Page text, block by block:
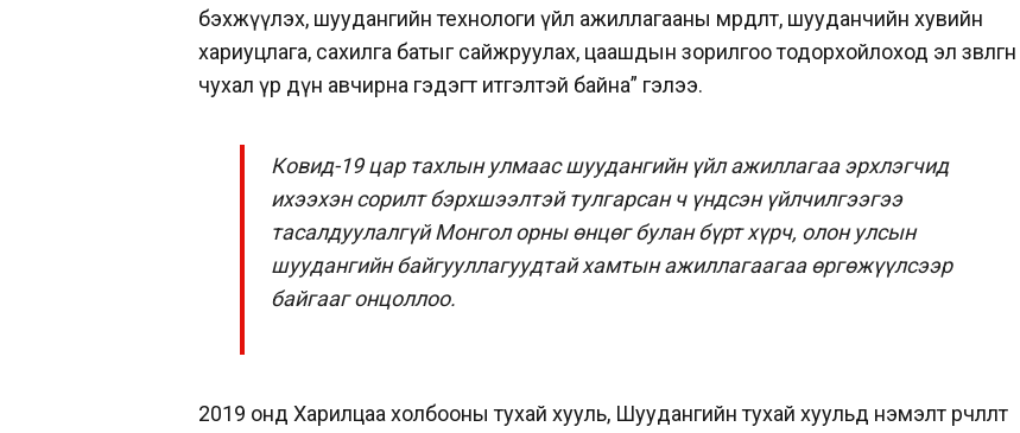
бэхжүүлэх, шуудангийн технологи үйл ажиллагааны мөрдөлт, шууданчийн хувийн
хариуцлага, сахилга батыг сайжруулах, цаашдын зорилгоо тодорхойлоход эл зөвлөгөөн
чухал үр дүн авчирна гэдэгт итгэлтэй байна” гэлээ.
Ковид-19 цар тахлын улмаас шуудангийн үйл ажиллагаа эрхлэгчид
ихээхэн сорилт бэрхшээлтэй тулгарсан ч үндсэн үйлчилгээгээ
тасалдуулалгүй Монгол орны өнцөг булан бүрт хүрч, олон улсын
шуудангийн байгууллагуудтай хамтын ажиллагаагаа өргөжүүлсээр
байгааг онцоллоо.
2019 онд Харилцаа холбооны тухай хууль, Шуудангийн тухай хуульд нэмэлт өөрчлөлт